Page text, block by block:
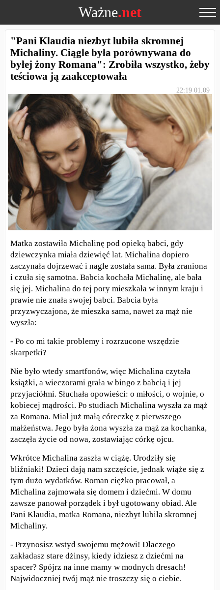
Ważne.net
"Pani Klaudia niezbyt lubiła skromnej
Michaliny. Ciągle była porównywana do
byłej żony Romana": Zrobiła wszystko, żeby
teściowa ją zaakceptowała
22:19 01.09
Matka zostawiła Michalinę pod opieką babci, gdy
dziewczynka miała dziewięć lat. Michalina dopiero
zaczynała dojrzewać i nagle została sama. Była zraniona
i czuła się samotna. Babcia kochała Michalinę, ale bała
się jej. Michalina do tej pory mieszkała w innym kraju i
prawie nie znała swojej babci. Babcia była
przyzwyczajona, że mieszka sama, nawet za mąż nie
wyszła:
- Po co mi takie problemy i rozrzucone wszędzie
skarpetki?
Nie było wtedy smartfonów, więc Michalina czytała
książki, a wieczorami grała w bingo z babcią i jej
przyjaciółmi. Słuchała opowieści: o miłości, o wojnie, o
kobiecej mądrości. Po studiach Michalina wyszła za mąż
za Romana. Miał już małą córeczkę z pierwszego
małżeństwa. Jego była żona wyszła za mąż za kochanka,
zaczęła życie od nowa, zostawiając córkę ojcu.
Wkrótce Michalina zaszła w ciążę. Urodziły się
bliźniaki! Dzieci dają nam szczęście, jednak wiąże się z
tym dużo wydatków. Roman ciężko pracował, a
Michalina zajmowała się domem i dziećmi. W domu
zawsze panował porządek i był ugotowany obiad. Ale
Pani Klaudia, matka Romana, niezbyt lubiła skromnej
Michaliny.
- Przynosisz wstyd swojemu mężowi! Dlaczego
zakładasz stare dżinsy, kiedy idziesz z dziećmi na
spacer? Spójrz na inne mamy w modnych dresach!
Najwidoczniej twój mąż nie troszczy się o ciebie.